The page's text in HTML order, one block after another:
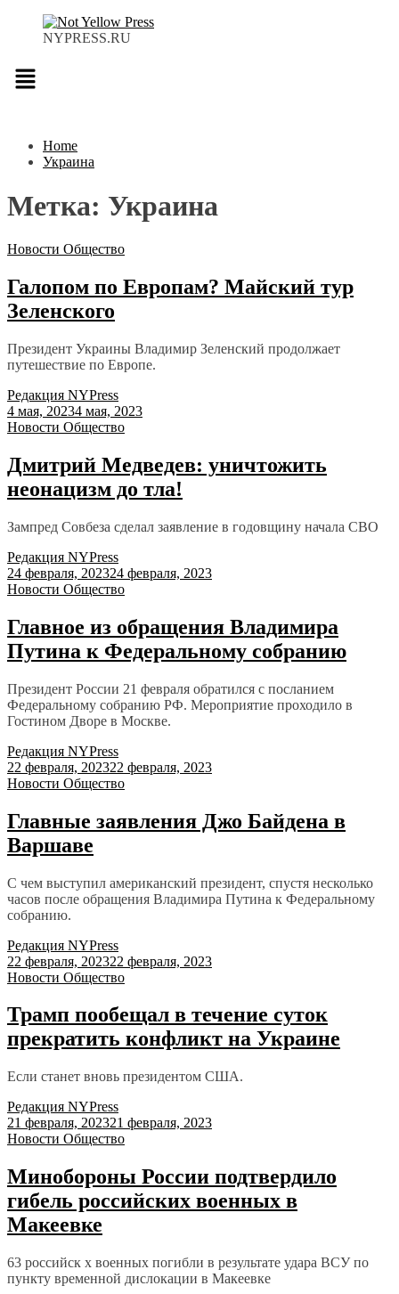
NYPRESS.RU
Меню
Home
Украина
Метка: Украина
Новости Общество
Галопом по Европам? Майский тур
Зеленского
Президент Украины Владимир Зеленский продолжает
путешествие по Европе.
Редакция NYPress
4 мая, 20234 мая, 2023
Новости Общество
Дмитрий Медведев: уничтожить
неонацизм до тла!
Зампред Совбеза сделал заявление в годовщину начала СВО
Редакция NYPress
24 февраля, 202324 февраля, 2023
Новости Общество
Главное из обращения Владимира
Путина к Федеральному собранию
Президент России 21 февраля обратился с посланием
Федеральному собранию РФ. Мероприятие проходило в
Гостином Дворе в Москве.
Редакция NYPress
22 февраля, 202322 февраля, 2023
Новости Общество
Главные заявления Джо Байдена в
Варшаве
С чем выступил американский президент, спустя несколько
часов после обращения Владимира Путина к Федеральному
собранию.
Редакция NYPress
22 февраля, 202322 февраля, 2023
Новости Общество
Трамп пообещал в течение суток
прекратить конфликт на Украине
Если станет вновь президентом США.
Редакция NYPress
21 февраля, 202321 февраля, 2023
Новости Общество
Минобороны России подтвердило
гибель российских военных в
Макеевке
63 российск х военных погибли в результате удара ВСУ по
пункту временной дислокации в Макеевке